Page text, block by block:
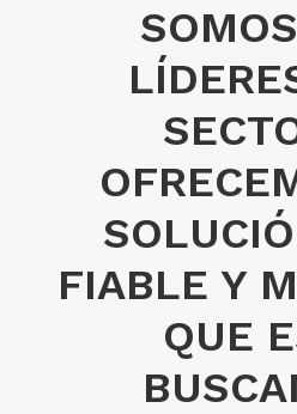
FIABLE Y
QUE